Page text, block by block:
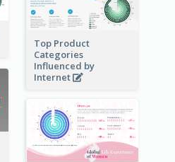
Top Product
Categories
Influenced by
Internet